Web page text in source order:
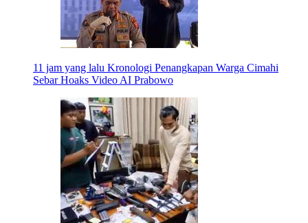
11 jam yang lalu Kronologi Penangkapan Warga Cimahi
Sebar Hoaks Video AI Prabowo